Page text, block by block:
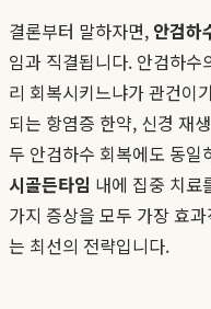
결론부터 말하자면, 안검하
임과 직결됩니다. 안검하
리 회복시키느냐가 관건이
되는 항염증 한약, 신경 재
두 안검하수 회복에도 동
시골든타임 내에 집중 치료
가지 증상을 모두 가장 효
는 최선의 전략입니다.